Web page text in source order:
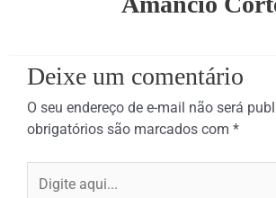
Deixe um comentário
O seu endereço de e-mail não será
obrigatórios são marcados com *
aqui...